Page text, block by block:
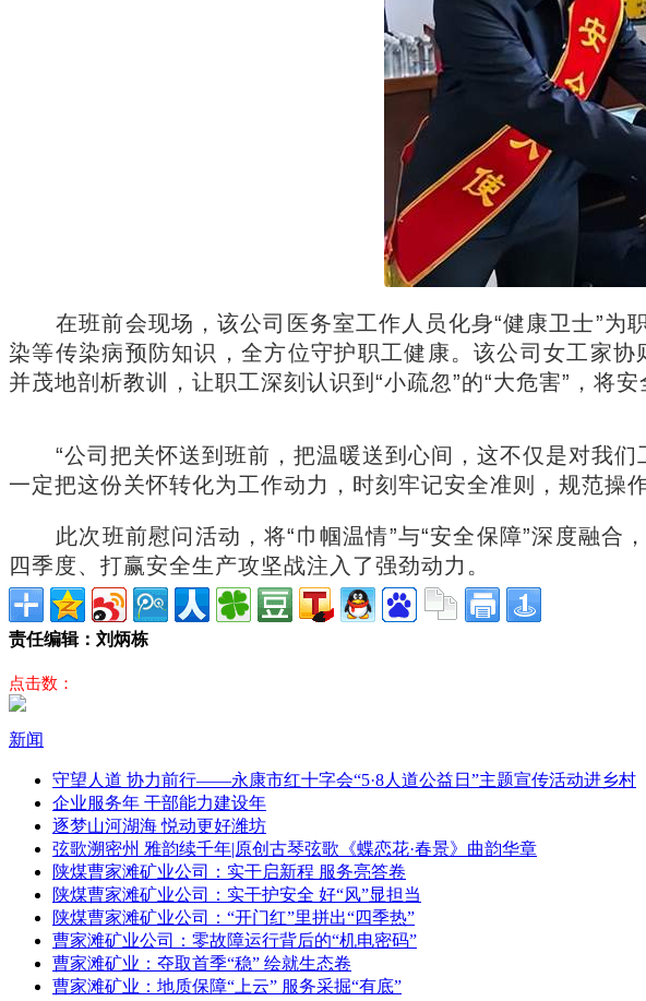
在班前会现场，该公司医务室工作人员化身“健康卫士”
染等传染病预防知识，全方位守护职工健康。该公司女工家
并茂地剖析教训，让职工深刻认识到“小疏忽”的“大危害”，将安
“公司把关怀送到班前，把温暖送到心间，这不仅是对我
一定把这份关怀转化为工作动力，时刻牢记安全准则，规范操
此次班前慰问活动，将“巾帼温情”与“安全保障”深度融
四季度、打赢安全生产攻坚战注入了强劲动力。
责任编辑：刘炳栋
点击数：
新闻
守望人道 协力前行——永康市红十字会“5·8人道公益日”主题宣传活动进乡村
企业服务年 干部能力建设年
逐梦山河湖海 悦动更好潍坊
弦歌溯密州 雅韵续千年|原创古琴弦歌《蝶恋花·春景》曲韵华章
陕煤曹家滩矿业公司：实干启新程 服务亮答卷
陕煤曹家滩矿业公司：实干护安全 好“风”显担当
陕煤曹家滩矿业公司：“开门红”里拼出“四季热”
曹家滩矿业公司：零故障运行背后的“机电密码”
曹家滩矿业：夺取首季“稳” 绘就生态卷
曹家滩矿业：地质保障“上云” 服务采掘“有底”